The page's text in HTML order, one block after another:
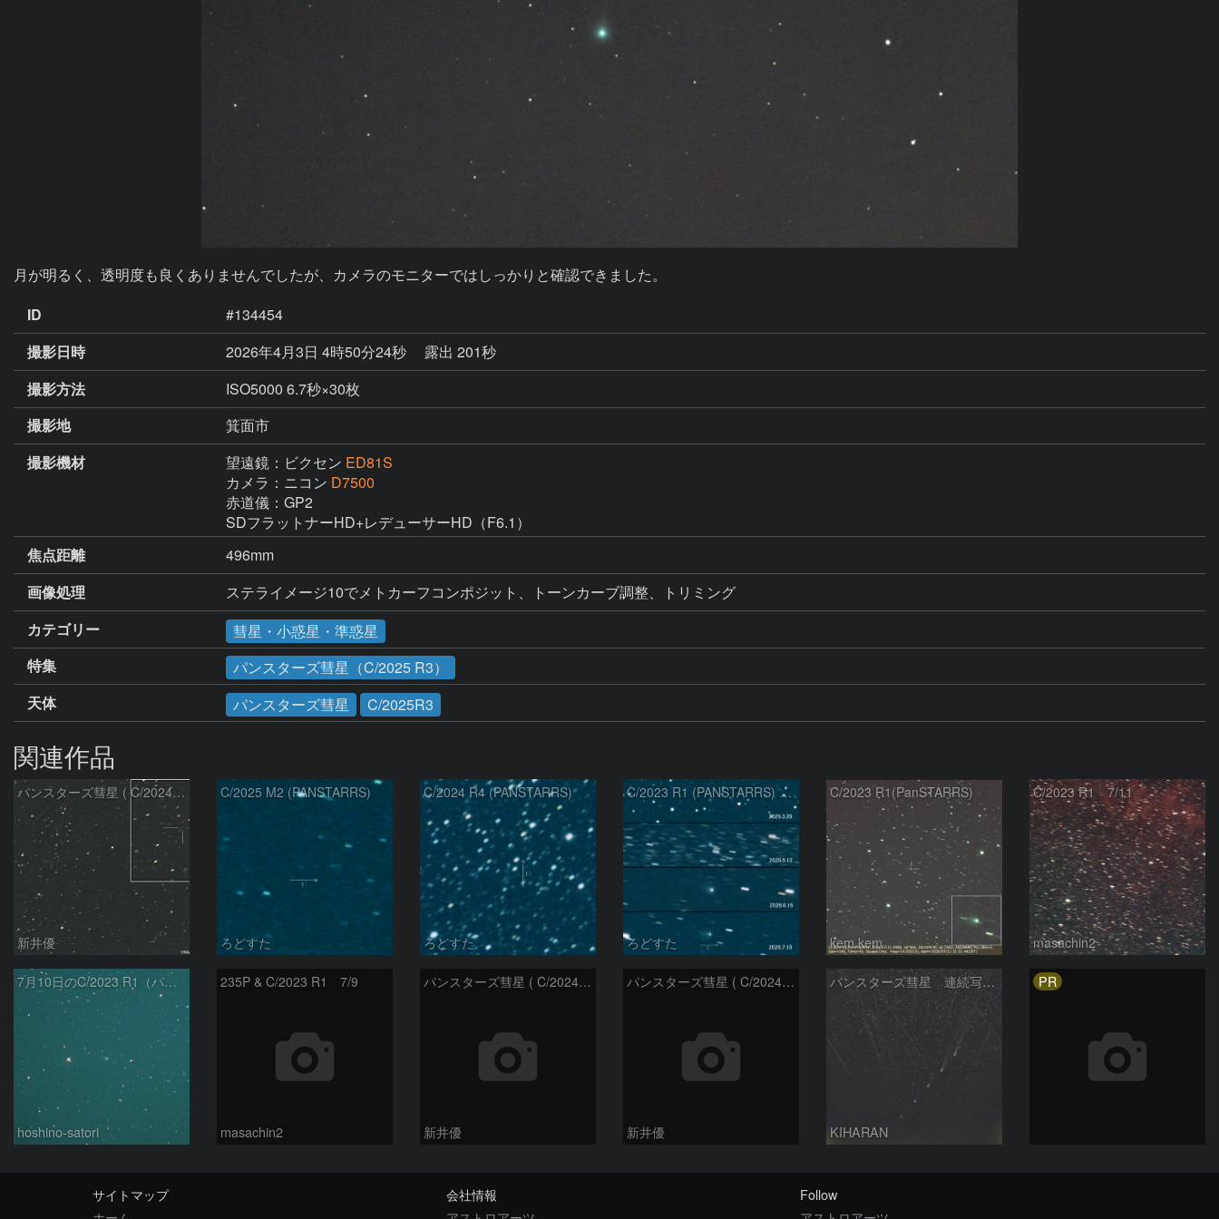
月が明るく、透明度も良くありませんでしたが、カメラのモニターではしっかりと確認できました。
ID
#134454
撮影日時
2026年4月3日 4時50分24秒
露出 201秒
撮影方法
ISO5000 6.7秒×30枚
撮影地
箕面市
撮影機材
望遠鏡：ビクセン ED81S
カメラ：ニコン D7500
赤道儀：GP2
SDフラットナーHD+レデューサーHD（F6.1）
焦点距離
496mm
画像処理
ステライメージ10でメトカーフコンポジット、トーンカーブ調整、トリミング
カテゴリー
彗星・小惑星・準惑星
特集
パンスターズ彗星（C/2025 R3）
天体
パンスターズ彗星 C/2025R3
関連作品
パンスターズ彗星 ( C/2024R4 )：2026/07/27
新井優
C/2025 M2 (PANSTARRS)
ろどすた
C/2024 R4 (PANSTARRS)
ろどすた
C/2023 R1 (PANSTARRS) の変化
ろどすた
C/2023 R1(PanSTARRS)
kem.kem
C/2023 R1 7/11
masachin2
7月10日のC/2023 R1（パンスターズ彗星）
hoshino-satori
235P & C/2023 R1 7/9
masachin2
パンスターズ彗星 ( C/2024R4 )：2026/06/28
新井優
パンスターズ彗星 ( C/2024G4 )の予報位置：2026/06/23
新井優
パンスターズ彗星 連続写真 再処理
KIHARAN
PR
サイトマップ
会社情報
Follow